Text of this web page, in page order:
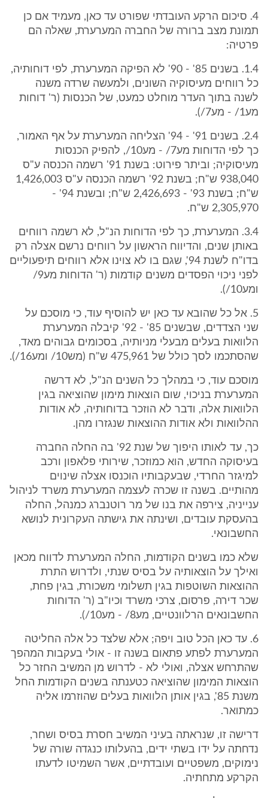
4. סיכום הרקע העובדתי שפורט עד כאן, מעמיד אם כן
תמונת מצב ברורה של החברה המערערת, שאלה הם
פרטיה:
1.4. בשנים 85' - 90' לא הפיקה המערערת, לפי דוחותיה,
כל רווחים מעיסוקיה השונים, ולמעשה שרדה משנה
לשנה בתוך העדר מוחלט כמעט, של הכנסות (ר' דוחות
מע1/ - מע7/).
2.4. בשנים 91' - 94' הצליחה המערערת על אף האמור,
כך לפי הדוחות מע7/ - מע10/, להפיק הכנסות
מעיסוקיה; וביתר פירוט: בשנת 91' רשמה הכנסה ע"ס
938,040 ש"ח; בשנת 92' רשמה הכנסה ע"ס 1,426,003
ש"ח; בשנת 93' - 2,426,693 ש"ח; ובשנת 94' -
2,305,970 ש"ח.
3.4. המערערת, כך לפי הדוחות הנ"ל, לא רשמה רווחים
באותן שנים, והדיווח הראשון על רווחים נרשם אצלה רק
בדו"ח לשנת 94', שגם בו לא צוינו אלא רווחים תיפעוליים
לפני ניכוי הפסדים משנים קודמות (ר' הדוחות מע9/
ומע10/).
5. אל כל שהובא עד כאן יש להוסיף עוד, כי מוסכם על
שני הצדדים, שבשנים 85' - 92' קיבלה המערערת
הלוואות בעלים מבעלי מניותיה, בסכומים גבוהים מאד,
שהסתכמו לסך כולל של 475,961 ש"ח (מש10/ ומע16/).
מוסכם עוד, כי במהלך כל השנים הנ"ל, לא דרשה
המערערת בניכוי, שום הוצאות מימון שהוציאה בגין
הלוואות אלה, ודבר לא הוזכר בדוחותיה, לא אודות
ההלוואות ולא אודות ההוצאות שנגזרו מהן.
כך, עד לאותו היפוך של שנת 92' בה החלה החברה
בעיסוקה החדש, הוא כמוזכר, שירותי פלאפון ורכב
למיגזר החרדי, שבעקבותיו הוכנסו אצלה שינוים
מהותיים. בשנה זו שכרה לעצמה המערערת משרד לניהול
ענייניה, צירפה את בנו של מר רוטנברג כמנהל, החלה
בהעסקת עובדים, ושינתה את גישתה העקרונית לנושא
החשבונאי.
שלא כמו בשנים הקודמות, החלה המערערת לדווח מכאן
ואילך על הוצאותיה על בסיס שנתי, ולדרוש התרת
ההוצאות השוטפות בגין תשלומי משכורת, בגין פחת,
שכר דירה, פרסום, צרכי משרד וכיו"ב (ר' הדוחות
החשבונאים הרלוונטיים, מע8/ - מע10/).
6. עד כאן הכל טוב ויפה; אלא שלצד כל אלה החליטה
המערערת לפתע פתאום בשנה זו - אולי בעקבות המהפך
שהתרחש אצלה, ואולי לא - לדרוש מן המשיב החזר כל
הוצאות המימון שהוציאה כטענתה בשנים הקודמות החל
משנת 85', בגין אותן הלוואות בעלים שהוזרמו אליה
כמתואר.
דרישה זו, שנראתה בעיני המשיב חסרת בסיס ושחר,
נדחתה על ידו בשתי ידים, בהעלותו כנגדה שורה של
נימוקים, משפטיים ועובדתיים, אשר השמיטו לדעתו
הקרקע מתחתיה.